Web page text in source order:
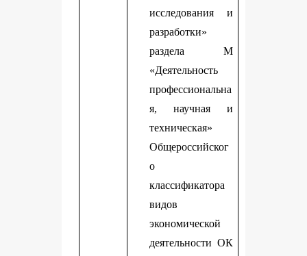
исследования и
разработки»
раздела М
«Деятельность
профессиональна
я, научная и
техническая»
Общероссийског
о
классификатора
видов
экономической
деятельности ОК